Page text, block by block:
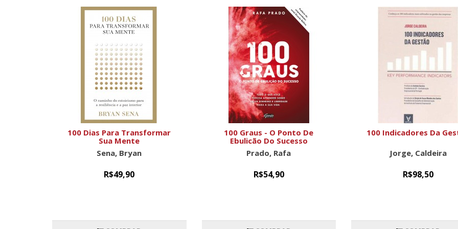
100 Dias Para Transformar
Sua Mente
Sena, Bryan
R$49,90
100 Graus - O Ponto De
Ebulição Do Sucesso
Prado, Rafa
R$54,90
100 Indicadores Da
Jorge, Caldeira
R$98,50